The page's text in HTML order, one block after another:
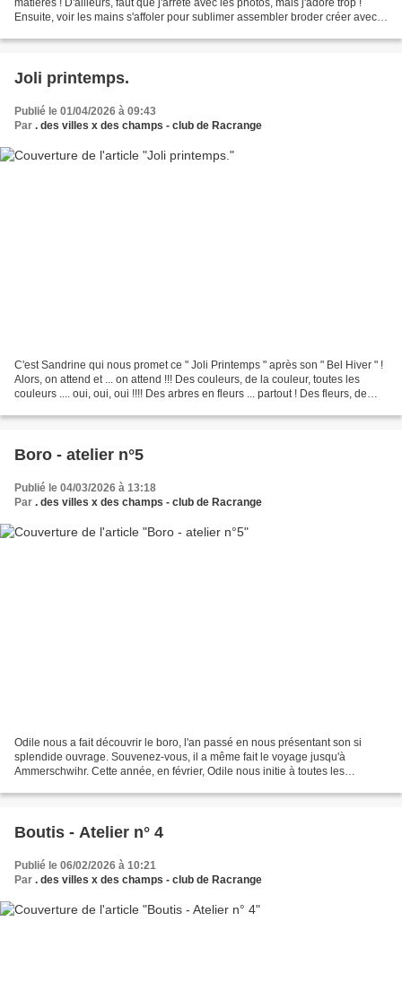
Ensuite, voir les mains s'affoler pour sublimer assembler broder créer avec
Joli printemps.
Publié le 01/04/2026 à 09:43
Par . des villes x des champs - club de Racrange
C'est Sandrine qui nous promet ce " Joli Printemps " après son " Bel Hiver " !
Alors, on attend et ... on attend !!! Des couleurs, de la couleur, toutes les
couleurs .... oui, oui, oui !!!! Des arbres en fleurs ... partout ! Des fleurs, de
Boro - atelier n°5
Publié le 04/03/2026 à 13:18
Par . des villes x des champs - club de Racrange
Odile nous a fait découvrir le boro, l'an passé en nous présentant son si
splendide ouvrage. Souvenez-vous, il a même fait le voyage jusqu'à
Ammerschwihr. Cette année, en février, Odile nous initie à toutes les
Boutis - Atelier n° 4
Publié le 06/02/2026 à 10:21
Par . des villes x des champs - club de Racrange